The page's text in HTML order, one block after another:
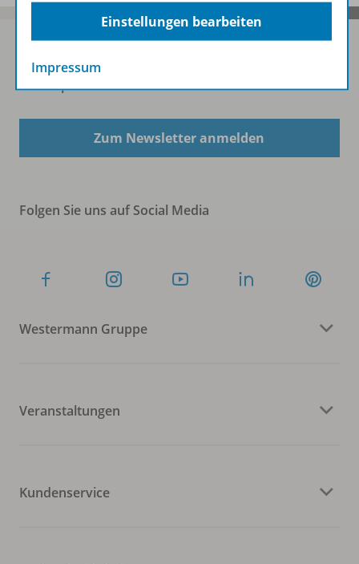
Sofort profitieren
Zum Newsletter anmelden
Folgen Sie uns auf Social Media
Westermann Gruppe
Veranstaltungen
Kundenservice
Einstellungen bearbeiten
Impressum